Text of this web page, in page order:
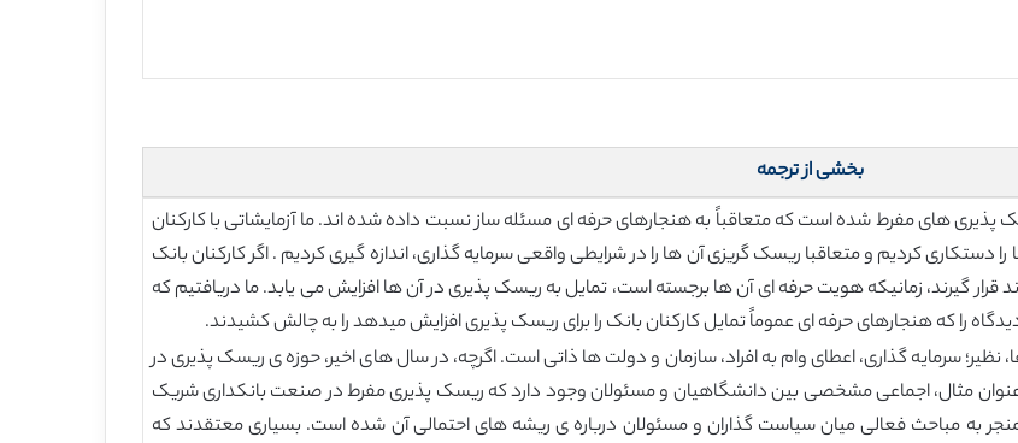
بخشی از ترجمه
پذیری های مفرط شده است که متعاقباً به هنجارهای حرفه ای مسئله ساز نسبت داده شده اند. ما آزمایشاتی با کارکنان
دستکاری کردیم و متعاقبا ریسک گریزی آن ها را در شرایطی واقعی سرمایه گذاری، اندازه گیری کردیم . اگر کارکنان بانک
گیرند، زمانیکه هویت حرفه ای آن ها برجسته است، تمایل به ریسک پذیری در آن ها افزایش می یابد. ما دریافتیم که
را که هنجارهای حرفه ای عموماً تمایل کارکنان بانک را برای ریسک پذیری افزایش میدهد را به چالش کشیدند.
سرمایه گذاری، اعطای وام به افراد، سازمان و دولت ها ذاتی است. اگرچه، در سال های اخیر، حوزه ی ریسک پذیری در
مثال، اجماعی مشخصی بین دانشگاهیان و مسئولان وجود دارد که ریسک پذیری مفرط در صنعت بانکداری شریک
به مباحث فعالی میان سیاست گذاران و مسئولان درباره ی ریشه های احتمالی آن شده است. بسیاری معتقدند که